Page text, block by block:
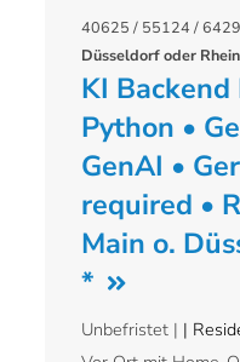
40625 / 55124 /
Düsseldorf oder
KI
Python •
GenAI •
required •
Main o.
*
Unbefristet | |